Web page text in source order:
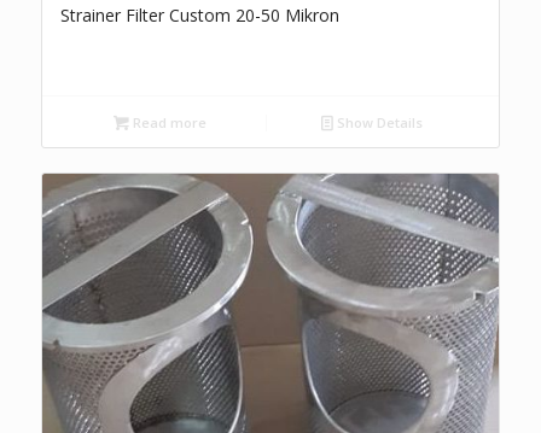
Strainer Filter Custom 20-50 Mikron
Read more Show Details